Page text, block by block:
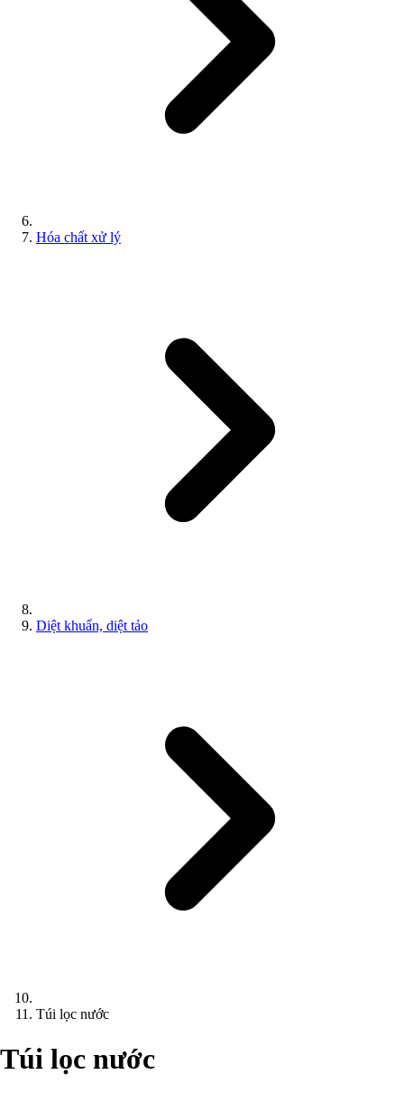
Hóa chất xử lý
Diệt khuẩn, diệt tảo
Túi lọc nước
Túi lọc nước